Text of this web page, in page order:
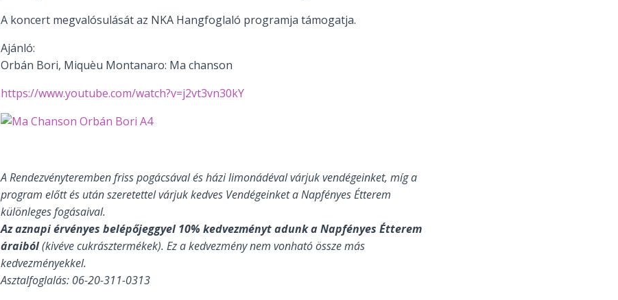
A koncert megvalósulását az NKA Hangfoglaló programja támogatja.
Ajánló:
Orbán Bori, Miquèu Montanaro: Ma chanson
https://www.youtube.com/watch?v=j2vt3vn30kY
A Rendezvényteremben friss pogácsával és házi limonádéval várjuk vendégeinket, míg a
program előtt és után szeretettel várjuk kedves Vendégeinket a Napfényes Étterem
különleges fogásaival.
Az aznapi érvényes belépőjeggyel 10% kedvezményt adunk a Napfényes Étterem
áraiból(kivéve cukrásztermékek). Ez a kedvezmény nem vonható össze más
kedvezményekkel.
Asztalfoglalás: 06-20-311-0313